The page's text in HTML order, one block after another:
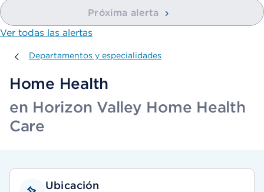
Próxima alerta
Ver todas las alertas
Departamentos y especialidades
Departamentos y especialidades
Home Health
en Horizon Valley Home Health
Care
Ubicación